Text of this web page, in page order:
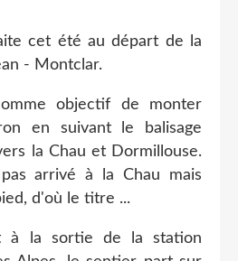
cet été au départ de la
- Montclar.
objectif de monter
en suivant le balisage
la Chau et Dormillouse.
arrivé à la Chau mais
d'où le titre ...
à la sortie de la station